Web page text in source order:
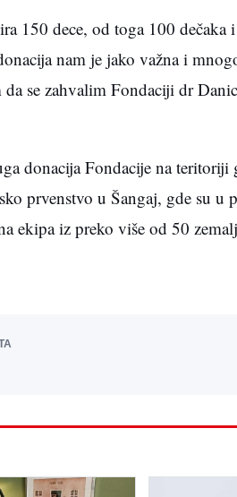
150 dece, od toga 100
nam je jako važna i
se zahvalim Fondaciji dr
donacija Fondacije na
prvenstvo u Šangaj, gde su
ekipa iz preko više od 50